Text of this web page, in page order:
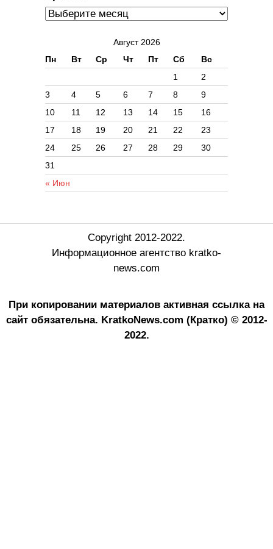
Август 2026
Пн
Вт Ср Чт Пт Сб Вс
« Июн
1
2
3
4 5 6 7 8
9
10
11 12 13 14 15
16
17
18 19 20 21 22
23
24
25 26 27 28 29
30
31
Copyright 2012-2022.
Информационное агентство kratko-
news.com
При копировании материалов активная ссылка на
сайт обязательна. KratkoNews.com (Кратко) © 2012-
2022.